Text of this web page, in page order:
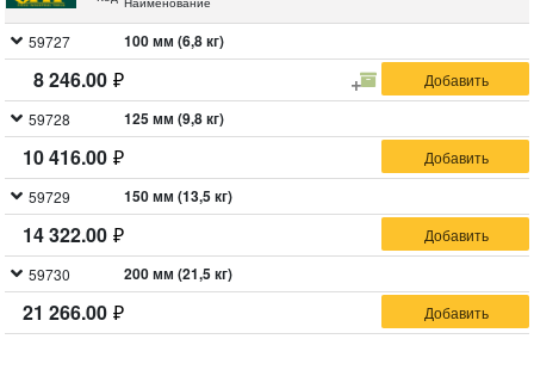
59727 100 мм (6,8 кг)
8 246.00
59728 125 мм (9,8 кг)
10 416.00
59729 150 мм (13,5 кг)
14 322.00
59730 200 мм (21,5 кг)
21 266.00